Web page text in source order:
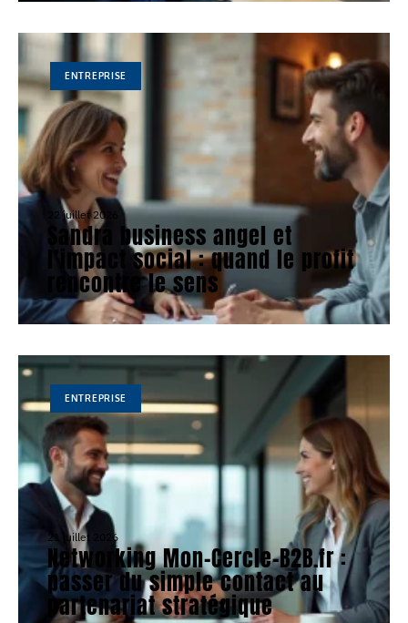
ENTREPRISE
22 juillet 2026
Sandra business angel et
l’impact social : quand le profit
rencontre le sens
ENTREPRISE
21 juillet 2026
Networking Mon-Cercle-B2B.fr :
passer du simple contact au
partenariat stratégique